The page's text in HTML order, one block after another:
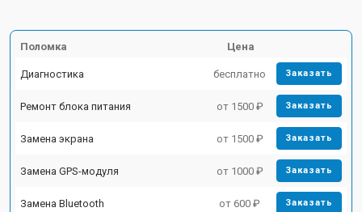
Поломка Цена
Диагностика бесплатно Заказать
Ремонт блока питания от 1500 ₽ Заказать
Замена экрана от 1500 ₽ Заказать
Замена GPS-модуля от 1000 ₽ Заказать
Замена Bluetooth от 600 ₽ Заказать